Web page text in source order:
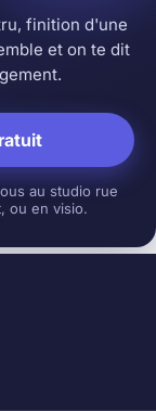
finition d'une
et on te dit
au studio rue
ou en visio.